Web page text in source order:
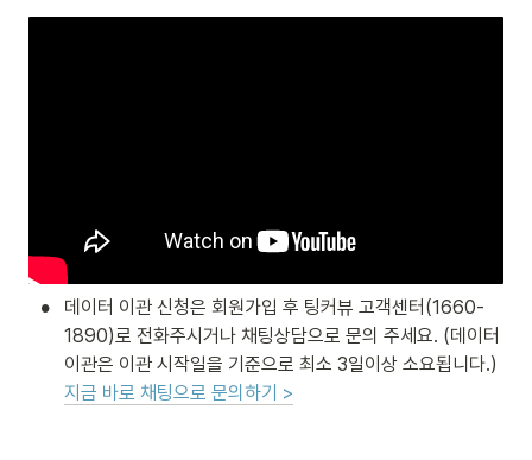
•
데이터 이관 신청은 회원가입 후 팅커뷰 고객센터(1660-
1890)로 전화주시거나 채팅상담으로 문의 주세요. (데이터
지금 바로 채팅으로 문의하기 >